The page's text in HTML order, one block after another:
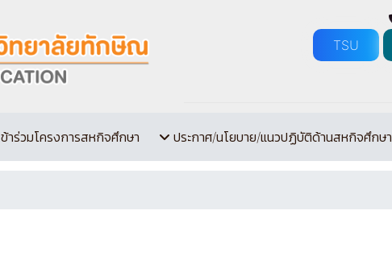
TSU
าร่วมโครงการสหกิจศึกษา ประกาศ/นโยบาย/แนวปฏิบัติด้านสหกิจศึกษา